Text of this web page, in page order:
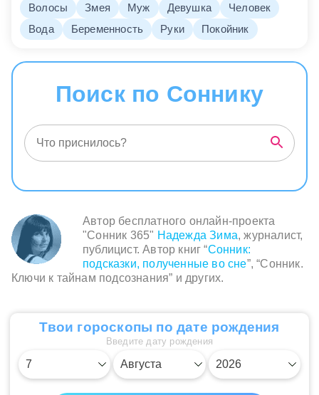
Волосы
Змея Муж Девушка
Человек
Вода
Беременность Руки Покойник
Поиск по Соннику
Автор бесплатного онлайн-проекта
"Сонник 365" Надежда Зима, журналист,
публицист. Автор книг “Сонник:
подсказки, полученные во сне”, “Сонник.
Ключи к тайнам подсознания” и других.
Твои гороскопы по дате рождения
Введите дату рождения